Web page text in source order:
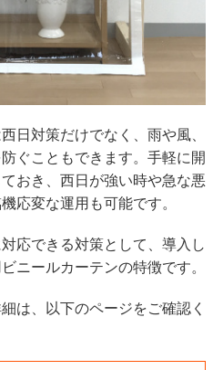
日対策だけでなく、雨や風、
ぐこともできます。手軽に開
おき、西日が強い時や急な悪
応変な運用も可能です。
応できる対策として、導入し
ニールカーテンの特徴です。
は、以下のページをご確認く